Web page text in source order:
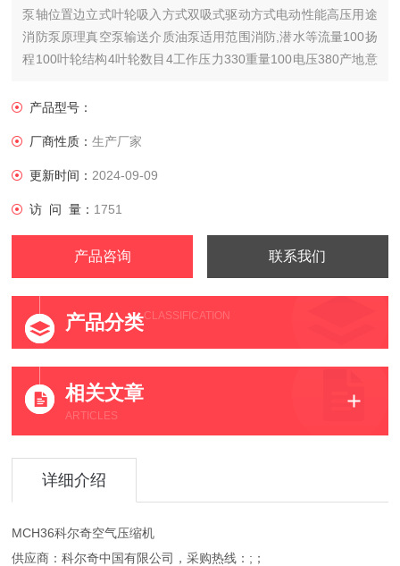
泵轴位置边立式叶轮吸入方式双吸式驱动方式电动性能高压用途
消防泵原理真空泵输送介质油泵适用范围消防,潜水等流量100扬
程100叶轮结构4叶轮数目4工作压力330重量100电压380产地意
产品型号：
厂商性质：生产厂家
更新时间： 2024-09-09
访 问 量： 1751
产品咨询 联系我们
产品分类CLASSIFICATION
相关文章
ARTICLES
详细介绍
MCH36科尔奇空气压缩机
供应商：科尔奇中国有限公司，采购热线：;；